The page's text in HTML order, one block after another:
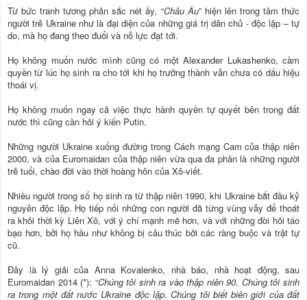
Từ bức tranh tương phản sắc nét ấy, “Châu Âu” hiện lên trong tâm thức
người trẻ Ukraine như là đại diện của những giá trị dân chủ - độc lập – tự
do, mà họ đang theo đuổi và nỗ lực đạt tới.
Họ không muốn nước mình cũng có một Alexander Lukashenko, cầm
quyền từ lúc họ sinh ra cho tới khi họ trưởng thành vẫn chưa có dấu hiệu
thoái vị.
Họ không muốn ngay cả việc thực hành quyền tự quyết bên trong đất
nước thì cũng cần hỏi ý kiến Putin.
Những người Ukraine xuống đường trong Cách mạng Cam của thập niên
2000, và của Euromaidan của thập niên vừa qua đa phần là những người
trẻ tuổi, chào đời vào thời hoàng hôn của Xô-viết.
Nhiều người trong số họ sinh ra từ thập niên 1990, khi Ukraine bắt đầu kỷ
nguyên độc lập. Họ tiếp nối những con người đã từng vùng vẫy để thoát
ra khỏi thời kỳ Liên Xô, với ý chí mạnh mẽ hơn, và với những đòi hỏi táo
bạo hơn, bởi họ hầu như không bị câu thúc bởi các ràng buộc và trật tự
cũ.
Đây là lý giải của Anna Kovalenko, nhà báo, nhà hoạt động, sau
Euromaidan 2014 (*): “Chúng tôi sinh ra vào thập niên 90. Chúng tôi sinh
ra trong một đất nước Ukraine độc lập. Chúng tôi biết biên giới của đất